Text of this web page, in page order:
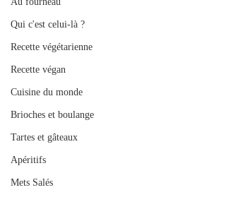
Qui c'est celui-là ?
Recette végétarienne
Recette végan
Cuisine du monde
Brioches et boulange
Tartes et gâteaux
Apéritifs
Mets Salés